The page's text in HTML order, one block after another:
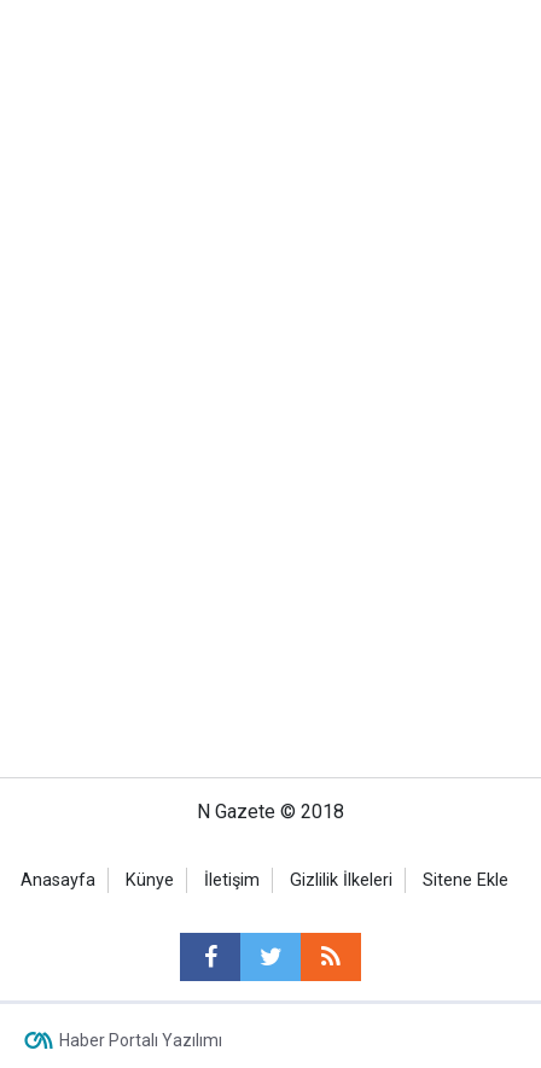
N Gazete © 2018
Anasayfa Künye İletişim Gizlilik İlkeleri Sitene Ekle
Haber Portalı Yazılımı